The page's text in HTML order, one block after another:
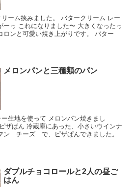
ーム挟みました。 バタークリーム レー
ーっ これになりました〜 大きくなったっ
ロンと可愛い焼き上がりです。 バター
メロンパンと三種類のパン
生地を使って メロンパン焼きまし
ザぱん 冷蔵庫にあった、小さいウインナ
チーズ で、ピザぱんできました。
ダブルチョコロールと2人の昼ご
はん